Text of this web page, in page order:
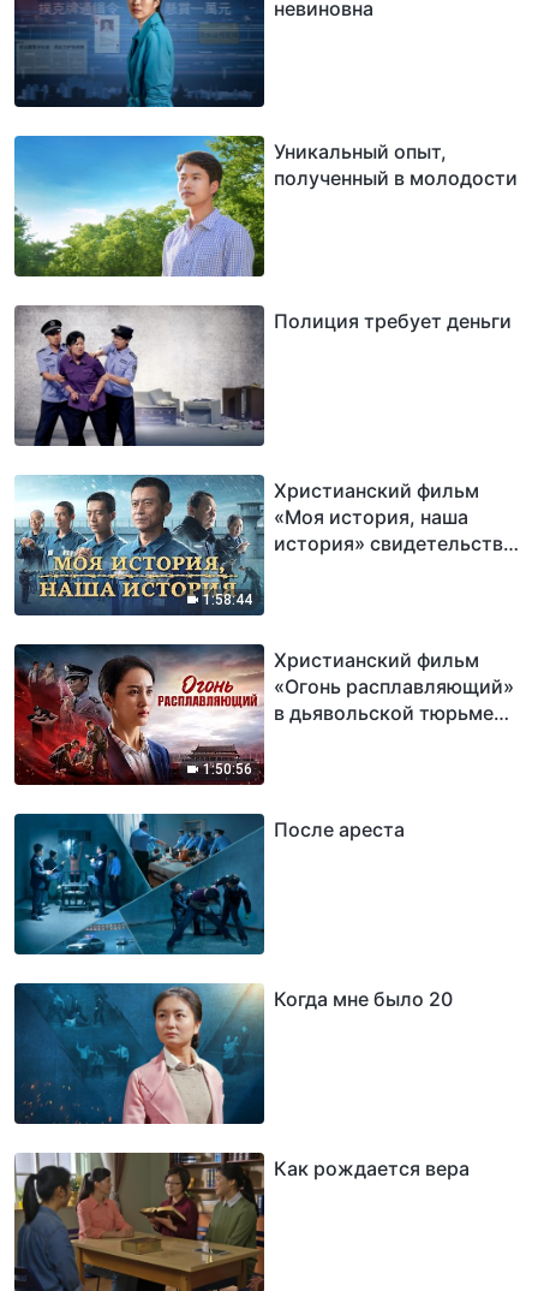
невиновна
Уникальный опыт,
полученный в молодости
Полиция требует деньги
1:58:44
Христианский фильм
«Моя история, наша
история» свидетельство
1:50:56
Христианский фильм
«Огонь расплавляющий»
в дьявольской тюрьме
После ареста
Когда мне было 20
Как рождается вера